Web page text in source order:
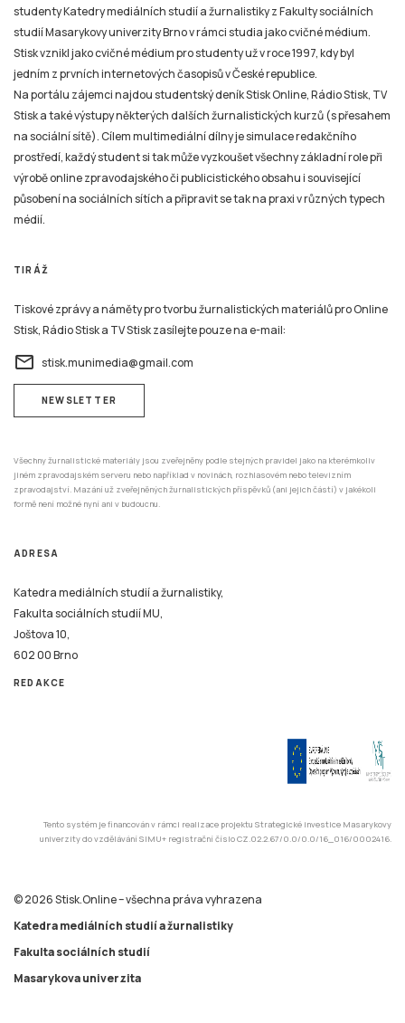
studenty Katedry mediálních studií a žurnalistiky z Fakulty sociálních
studií Masarykovy univerzity Brno v rámci studia jako cvičné médium.
Stisk vznikl jako cvičné médium pro studenty už v roce 1997, kdy byl
jedním z prvních internetových časopisů v České republice.
Na portálu zájemci najdou studentský deník Stisk Online, Rádio Stisk, TV
Stisk a také výstupy některých dalších žurnalistických kurzů (s přesahem
na sociální sítě). Cílem multimediální dílny je simulace redakčního
prostředí, každý student si tak může vyzkoušet všechny základní role při
výrobě online zpravodajského či publicistického obsahu i související
působení na sociálních sítích a připravit se tak na praxi v různých typech
médií.
TIRÁŽ
Tiskové zprávy a náměty pro tvorbu žurnalistických materiálů pro Online
Stisk, Rádio Stisk a TV Stisk zasílejte pouze na e-mail:
email stisk.munimedia@gmail.com
NEWSLETTER
Všechny žurnalistické materiály jsou zveřejněny podle stejných pravidel jako na kterémkoliv
jiném zpravodajském serveru nebo například v novinách, rozhlasovém nebo televizním
zpravodajství. Mazání už zveřejněných žurnalistických příspěvků (ani jejich částí) v jakékoli
formě není možné nyní ani v budoucnu.
ADRESA
Katedra mediálních studií a žurnalistiky,
Fakulta sociálních studií MU,
Joštova 10,
602 00 Brno
REDAKCE
Tento systém je financován v rámci realizace projektu Strategické investice Masarykovy
univerzity do vzdělávání SIMU+ registrační číslo CZ.02.2.67/0.0/0.0/16_016/0002416.
© 2026 Stisk.Online – všechna práva vyhrazena
Katedra mediálních studií a žurnalistiky
Fakulta sociálních studií
Masarykova univerzita